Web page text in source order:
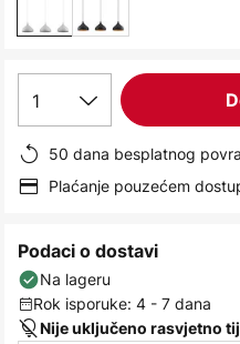
1
50 dana besplatnog
Plaćanje pouzećem
Podaci o dostavi
Na lageru
Rok isporuke: 4 - 7 dana
Nije uključeno rasvjetno